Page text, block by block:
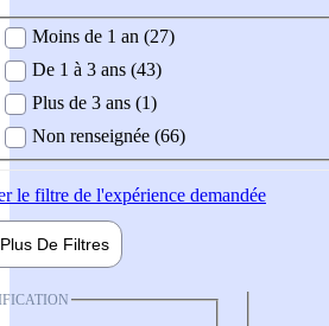
demandée
Moins de 1 an (27)
De 1 à 3 ans (43)
Plus de 3 ans (1)
Non renseignée (66)
le filtre de l'expérience demandée
Plus De Filtres